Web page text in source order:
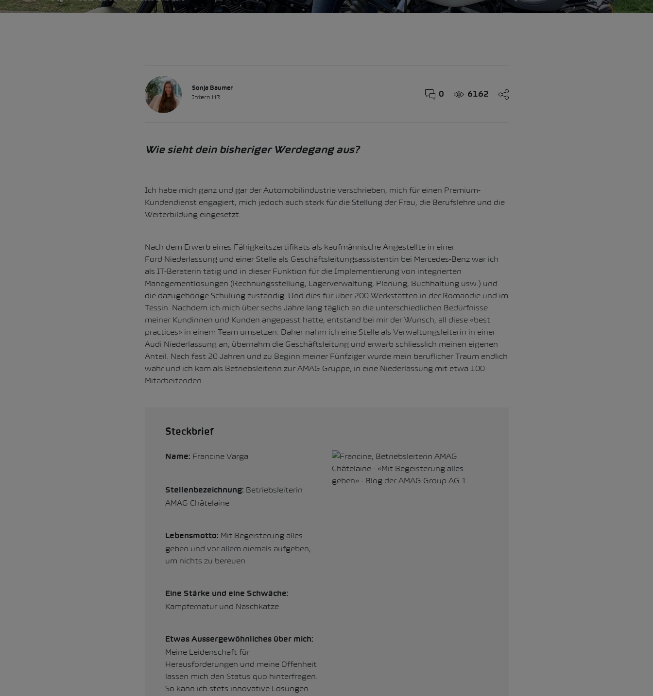
Sonja Baumer
Intern HR 0 6162
Wie sieht dein bisheriger Werdegang aus?
Ich habe mich ganz und gar der Automobilindustrie verschrieben, mich für einen Premium-
Kundendienst engagiert, mich jedoch auch stark für die Stellung der Frau, die Berufslehre und die
Weiterbildung eingesetzt.
Nach dem Erwerb eines Fähigkeitszertifikats als kaufmännische Angestellte in einer
Ford Niederlassung und einer Stelle als Geschäftsleitungsassistentin bei Mercedes-Benz war ich
als IT-Beraterin tätig und in dieser Funktion für die Implementierung von integrierten
Managementlösungen (Rechnungsstellung, Lagerverwaltung, Planung, Buchhaltung usw.) und
die dazugehörige Schulung zuständig. Und dies für über 200 Werkstätten in der Romandie und im
Tessin. Nachdem ich mich über sechs Jahre lang täglich an die unterschiedlichen Bedürfnisse
meiner Kundinnen und Kunden angepasst hatte, entstand bei mir der Wunsch, all diese «best
practices» in einem Team umsetzen. Daher nahm ich eine Stelle als Verwaltungsleiterin in einer
Audi Niederlassung an, übernahm die Geschäftsleitung und erwarb schliesslich meinen eigenen
Anteil. Nach fast 20 Jahren und zu Beginn meiner Fünfziger wurde mein beruflicher Traum endlich
wahr und ich kam als Betriebsleiterin zur AMAG Gruppe, in eine Niederlassung mit etwa 100
Mitarbeitenden.
Steckbrief
Name: Francine Varga
Stellenbezeichnung: Betriebsleiterin
AMAG Châtelaine
Lebensmotto: Mit Begeisterung alles
geben und vor allem niemals aufgeben,
um nichts zu bereuen
Eine Stärke und eine Schwäche:
Kämpfernatur und Naschkatze
Etwas Aussergewöhnliches über mich:
Meine Leidenschaft für
Herausforderungen und meine Offenheit
lassen mich den Status quo hinterfragen.
So kann ich stets innovative Lösungen